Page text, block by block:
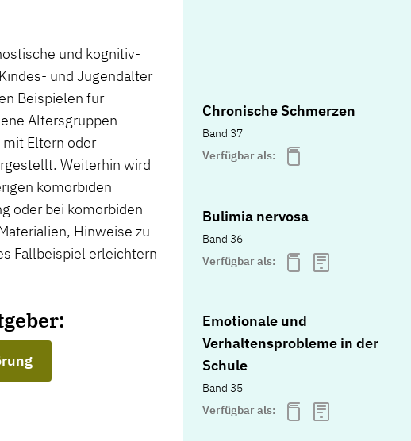
Chronische Schmerzen
Band 37
Verfügbar als:
Bulimia nervosa
Band 36
Verfügbar als:
Emotionale und
Verhaltensprobleme in der
Schule
Band 35
Verfügbar als:
und kognitiv-
und Jugendalter
Beispielen für
Altersgruppen
Eltern oder
Weiterhin wird
komorbiden
oder bei komorbiden
Hinweise zu
Fallbeispiel erleichtern